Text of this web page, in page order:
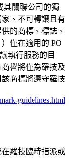
其關聯公司的獨
、不可轉讓且有
的商標、標誌、
僅在適用的 PO
執行服務的目
譽將僅為羅技及
商標將遵守羅技
guidelines.html
羅技臨時指派或